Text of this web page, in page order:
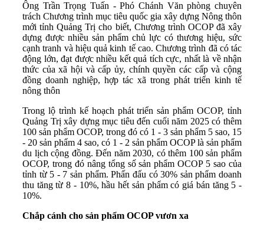
Ông Trần Trọng Tuấn - Phó Chánh Văn phòng chuyên
trách Chương trình mục tiêu quốc gia xây dựng Nông thôn
mới tỉnh Quảng Trị cho biết, Chương trình OCOP đã xây
dựng được nhiều sản phẩm chủ lực có thương hiệu, sức
cạnh tranh và hiệu quả kinh tế cao. Chương trình đã có tác
động lớn, đạt được nhiều kết quả tích cực, nhất là về nhận
thức của xã hội và cấp ủy, chính quyền các cấp và cộng
đồng doanh nghiệp, hợp tác xã trong phát triển kinh tế
nông thôn
Trong lộ trình kế hoạch phát triển sản phẩm OCOP, tỉnh
Quảng Trị xây dựng mục tiêu đến cuối năm 2025 có thêm
100 sản phẩm OCOP, trong đó có 1 - 3 sản phẩm 5 sao, 15
- 20 sản phẩm 4 sao, có 1 - 2 sản phẩm OCOP là sản phẩm
du lịch cộng đồng. Đến năm 2030, có thêm 100 sản phẩm
OCOP, trong đó nâng tổng số sản phẩm OCOP 5 sao của
tỉnh từ 5 - 7 sản phẩm. Phấn đấu có 30% sản phẩm doanh
thu tăng từ 8 - 10%, hầu hết sản phẩm có giá bán tăng 5 -
10%.
Chắp cánh cho sản phẩm OCOP vươn xa